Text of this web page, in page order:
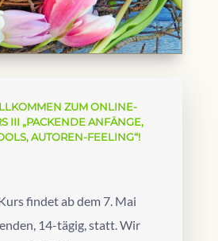
ZUM ONLINE-
III „PACKENDE ANFÄNGE,
AUTOREN-FEELING“!
findet ab dem 7. Mai
14-tägig, statt. Wir